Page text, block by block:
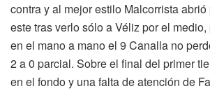
contra y al mejor estilo Malcorrista
este tras verlo sólo a Véliz por el
en el mano a mano el 9 Canalla no
2 a 0 parcial. Sobre el final del primer
en el fondo y una falta de atención de